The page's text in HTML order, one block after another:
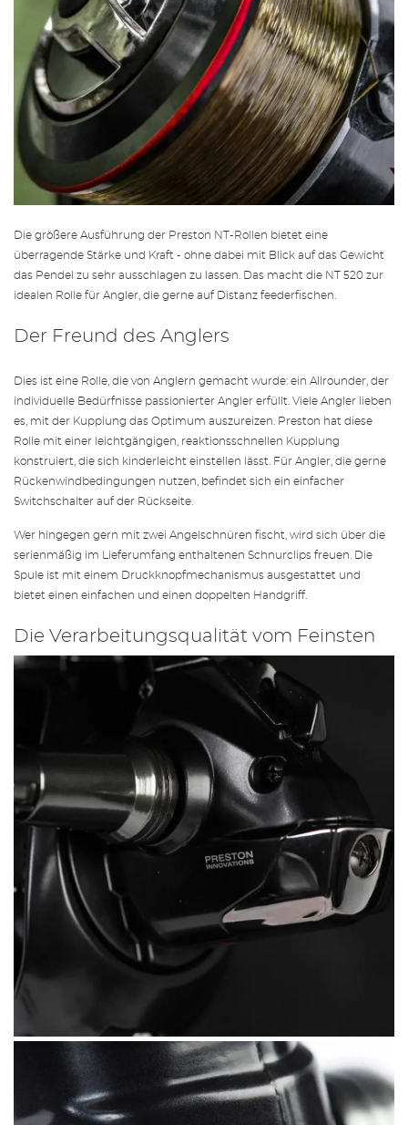
Die größere Ausführung der Preston NT-Rollen bietet eine
überragende Stärke und Kraft - ohne dabei mit Blick auf das Gewicht
das Pendel zu sehr ausschlagen zu lassen. Das macht die NT 520 zur
idealen Rolle für Angler, die gerne auf Distanz feederfischen.
Der Freund des Anglers
Dies ist eine Rolle, die von Anglern gemacht wurde: ein Allrounder, der
individuelle Bedürfnisse passionierter Angler erfüllt. Viele Angler lieben
es, mit der Kupplung das Optimum auszureizen. Preston hat diese
Rolle mit einer leichtgängigen, reaktionsschnellen Kupplung
konstruiert, die sich kinderleicht einstellen lässt. Für Angler, die gerne
Rückenwindbedingungen nutzen, befindet sich ein einfacher
Switchschalter auf der Rückseite.
Wer hingegen gern mit zwei Angelschnüren fischt, wird sich über die
serienmäßig im Lieferumfang enthaltenen Schnurclips freuen. Die
Spule ist mit einem Druckknopfmechanismus ausgestattet und
bietet einen einfachen und einen doppelten Handgriff.
Die Verarbeitungsqualität vom Feinsten